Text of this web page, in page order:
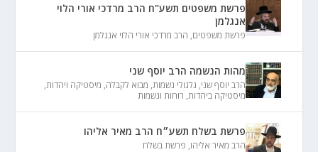
פרשת משפטים תשע"ח הרב מרדכי אורי הלוי
אנגלמן
פרשת משפטים, הרב מרדכי אורי הלוי אנגלמן
מהות הנשמה הרב יוסף שני
הרב יוסף שני, גלגולי נשמות, מבוא לקבלה, מיסטיקה ויהדות,
מיסטיקה ביהדות, רוחות ונשמות
פרשת בשלח תשע״ח הרב מאיר אליהו
הרב מאיר אליהו, פרשת בשלח